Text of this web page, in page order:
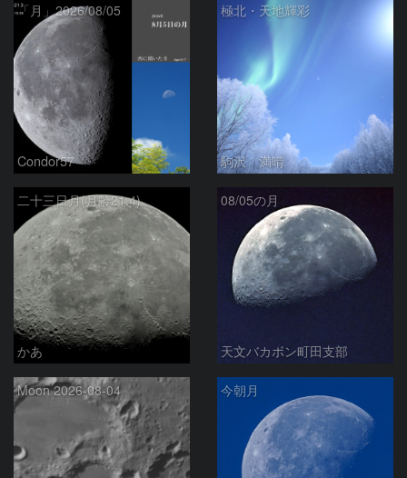
「月」2026/08/05
Condor57
極北・天地輝彩
駒沢 満晴
二十三日月(月齢21.4)
かあ
08/05の月
天文バカボン町田支部
Moon 2026-08-04 今朝月